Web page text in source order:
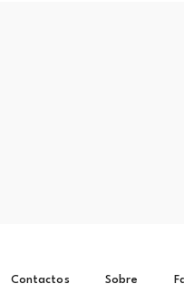
Contactos Sobre